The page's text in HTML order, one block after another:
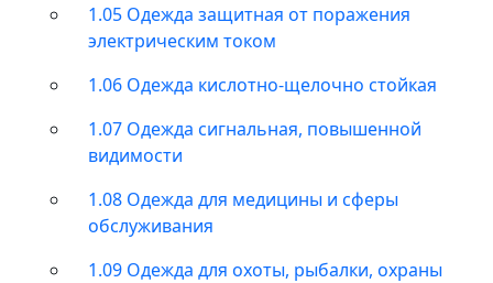
1.05 Одежда защитная от поражения
электрическим током
1.06 Одежда кислотно-щелочно стойкая
1.07 Одежда сигнальная, повышенной
видимости
1.08 Одежда для медицины и сферы
обслуживания
1.09 Одежда для охоты, рыбалки, охраны